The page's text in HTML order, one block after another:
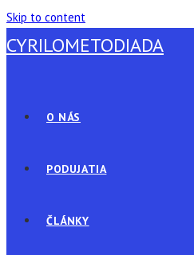
Skip to content
CYRILOMETODIADA
O NÁS
PODUJATIA
ČLÁNKY